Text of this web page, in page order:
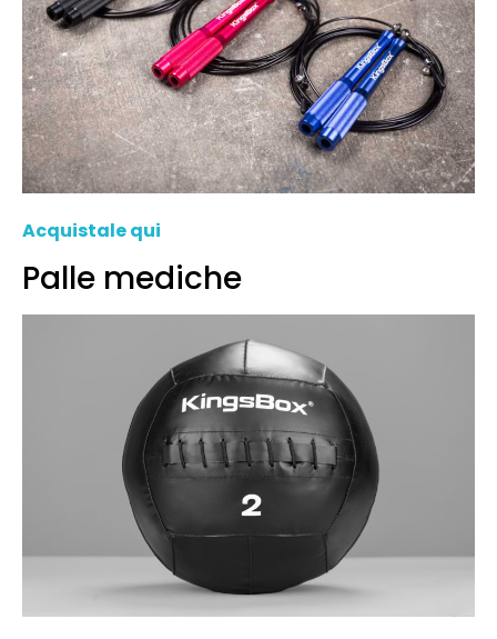
Acquistale qui
Palle mediche